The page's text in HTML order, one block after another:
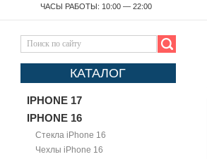
ЧАСЫ РАБОТЫ: 10:00 — 22:00
КАТАЛОГ
IPHONE 17
IPHONE 16
Стекла iPhone 16
Чехлы iPhone 16